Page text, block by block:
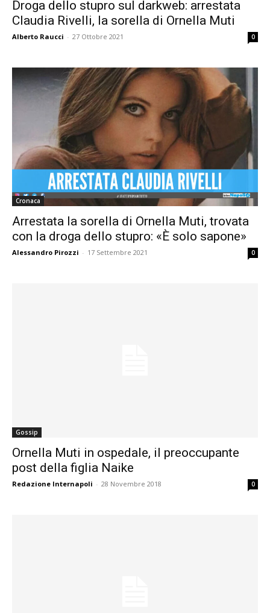
Droga dello stupro sul darkweb: arrestata
Claudia Rivelli, la sorella di Ornella Muti
Alberto Raucci - 27 Ottobre 2021 0
Cronaca
Arrestata la sorella di Ornella Muti, trovata
con la droga dello stupro: «È solo sapone»
Alessandro Pirozzi - 17 Settembre 2021 0
Gossip
Ornella Muti in ospedale, il preoccupante
post della figlia Naike
Redazione Internapoli - 28 Novembre 2018 0